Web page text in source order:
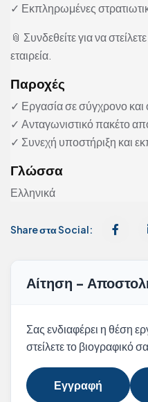
✓ Εκπληρωμένες
📎 Συνδεθείτε για να
εταιρεία.
Παροχές
✓ Εργασία σε σύγχρονο
✓ Ανταγωνιστικό πακέτο
✓ Συνεχή υποστήριξη και
Γλώσσα
Ελληνικά
Share στα Social:
Αίτηση -
Σας ενδιαφέρει η θέση
στείλετε το βιογραφικό
Εγγραφή